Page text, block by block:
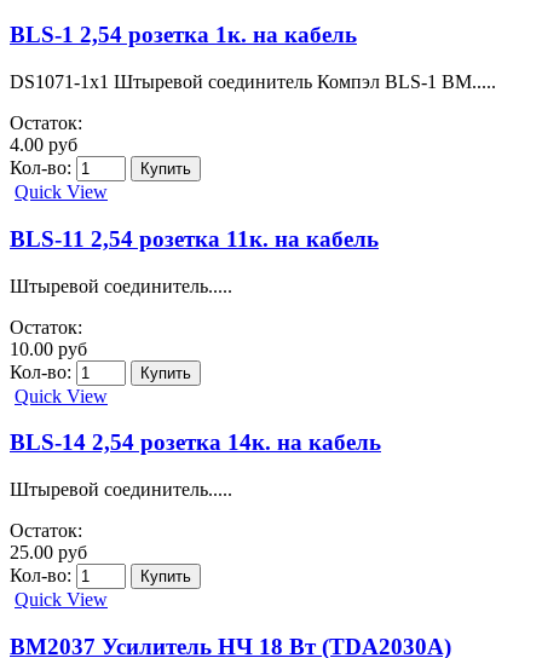
BLS-1 2,54 розетка 1к. на кабель
DS1071-1x1 Штыревой соединитель Компэл BLS-1 BM.....
Остаток:
4.00 руб
Кол-во:
Quick View
BLS-11 2,54 розетка 11к. на кабель
Штыревой соединитель.....
Остаток:
10.00 руб
Кол-во:
Quick View
BLS-14 2,54 розетка 14к. на кабель
Штыревой соединитель.....
Остаток:
25.00 руб
Кол-во:
Quick View
BM2037 Усилитель НЧ 18 Вт (TDA2030A)